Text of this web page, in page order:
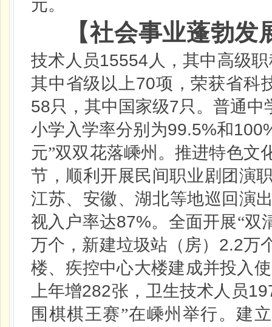
元。
【社会事业蓬勃发
技术人员15554 人，其中高级
其中省级以上70项，荣获省科
58只，其中国家级7只。普通中
小学入学率分别为99.5%和
元”双双花落嵊州。推进特色文
节，顺利开展民间职业剧团演
江苏、安徽、湖北等地巡回演
视入户率达87%。全面开展“双
万个，新建垃圾站（房） 2.2万
楼、疾控中心大楼建成并投入
上年增282张，卫生技术人员
围棋棋王赛”在嵊州举行。建